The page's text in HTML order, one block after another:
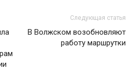
Следующая статья
В Волжском возобновляют
работу маршрутки